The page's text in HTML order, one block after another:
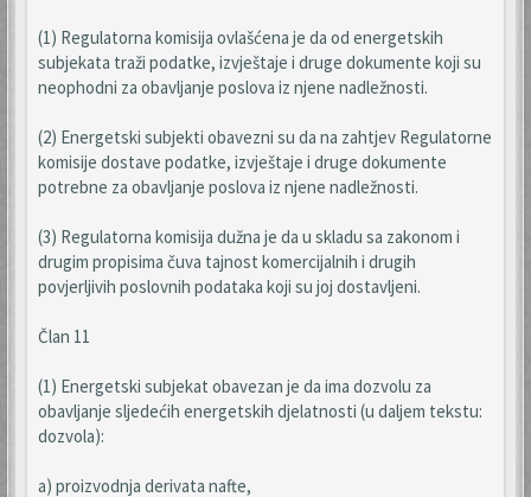
(1) Regulatorna komisija ovlašćena je da od energetskih
subjekata traži podatke, izvještaje i druge dokumente koji su
neophodni za obavljanje poslova iz njene nadležnosti.
(2) Energetski subjekti obavezni su da na zahtjev Regulatorne
komisije dostave podatke, izvještaje i druge dokumente
potrebne za obavljanje poslova iz njene nadležnosti.
(3) Regulatorna komisija dužna je da u skladu sa zakonom i
drugim propisima čuva tajnost komercijalnih i drugih
povjerljivih poslovnih podataka koji su joj dostavljeni.
Član 11
(1) Energetski subjekat obavezan je da ima dozvolu za
obavljanje sljedećih energetskih djelatnosti (u daljem tekstu:
dozvola):
a) proizvodnja derivata nafte,